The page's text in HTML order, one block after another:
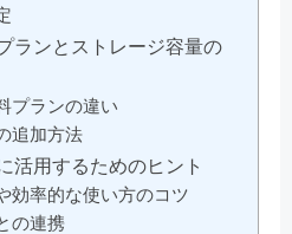
ランとストレージ容量の
プランの違い
追加方法
活用するためのヒント
効率的な使い方のコツ
の連携